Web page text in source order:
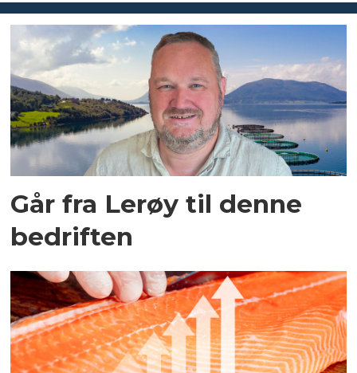
Går fra Lerøy til denne
bedriften